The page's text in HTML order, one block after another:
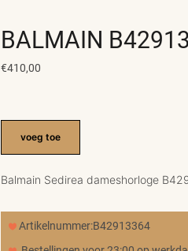
BALMAIN
€410,00
voeg toe
Balmain Sedirea dameshorloge
Artikelnummer:B42913364